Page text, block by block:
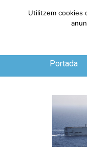
Dijous, 6 de
Portada
Utilitzem cookies